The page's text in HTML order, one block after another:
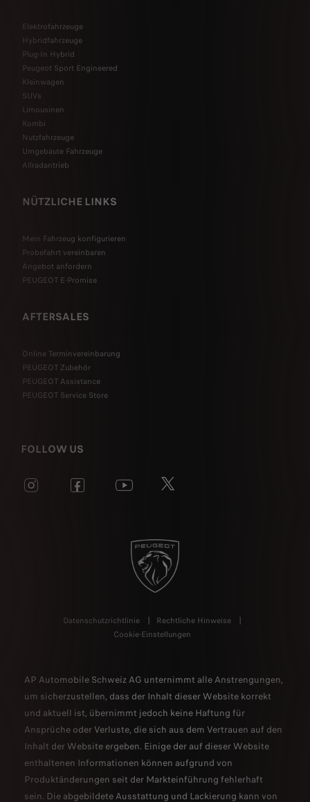
Elektrofahrzeuge
Hybridfahrzeuge
Plug-In Hybrid
Peugeot Sport Engineered
Kleinwagen
SUVs
Limousinen
Kombi
Nutzfahrzeuge
Umgebaute Fahrzeuge
Allradantrieb
NÜTZLICHE LINKS
Mein Fahrzeug konfigurieren
Probefahrt vereinbaren
Angebot anfordern
PEUGEOT E-Promise
AFTERSALES
Online Terminvereinbarung
PEUGEOT Zubehör
PEUGEOT Assistance
PEUGEOT Service Store
FOLLOW US
Datenschutzrichtlinie
Rechtliche Hinweise
Cookie-Einstellungen
AP Automobile Schweiz AG unternimmt alle Anstrengungen,
um sicherzustellen, dass der Inhalt dieser Website korrekt
und aktuell ist, übernimmt jedoch keine Haftung für
Ansprüche oder Verluste, die sich aus dem Vertrauen auf den
Inhalt der Website ergeben. Einige der auf dieser Website
enthaltenen Informationen können aufgrund von
Produktänderungen seit der Markteinführung fehlerhaft
sein. Die abgebildete Ausstattung und Lackierung kann von